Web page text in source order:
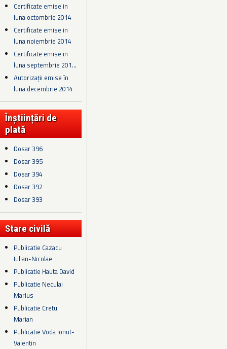
Certificate emise in
luna octombrie 2014
Certificate emise in
luna noiembrie 2014
Certificate emise in
luna septembrie 201...
Autorizații emise în
luna decembrie 2014
Înștiințări de
plată
Dosar 396
Dosar 395
Dosar 394
Dosar 392
Dosar 393
Stare civilă
Publicatie Cazacu
Iulian-Nicolae
Publicatie Hauta David
Publicatie Neculai
Marius
Publicatie Cretu
Marian
Publicatie Voda Ionut-
Valentin